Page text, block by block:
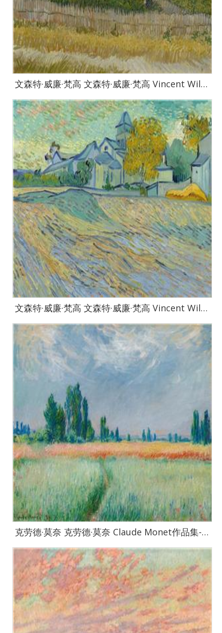
文森特·威廉·梵高 文森特·威廉·梵高 Vincent Willem van Gogh-Harvest-139
文森特·威廉·梵高 文森特·威廉·梵高 Vincent Willem van Gogh-View of the Asylum and Chapel Saint-Paul de Mausole at Saint Remy-578
克劳德·莫奈 克劳德·莫奈 Claude Monet作品集-472